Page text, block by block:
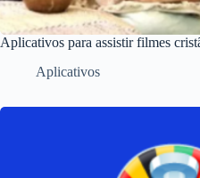
Aplicativos para assistir filmes
Aplicativos